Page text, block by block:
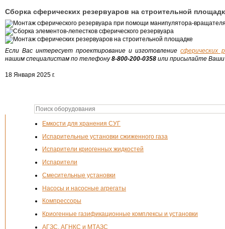
Емкости для хранения СУГ
Испарительные установки сжиженного газа
Испарители криогенных жидкостей
Испарители
Смесительные установки
Насосы и насосные агрегаты
Компрессоры
Криогенные газификационные комплексы и установки
АГЗС, АГНКС и МТАЗС
Сборка сферических резервуаров на строительной
Если Вас интересует проектирование и изготовлениесферических
нашим специалистам по телефону8-800-200-0358 или присылайте
18 Января 2025 г.